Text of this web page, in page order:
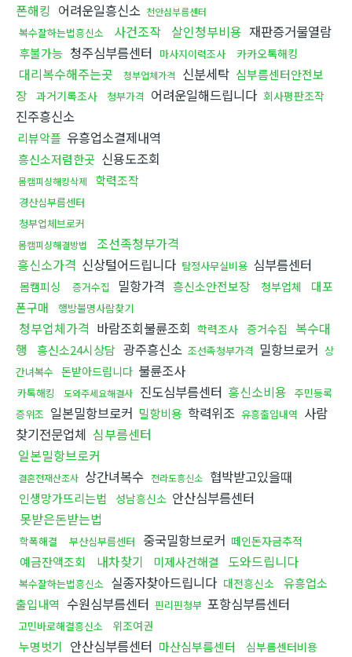
폰해킹 어려운일흥신소 천안심부름센터
복수잘하는법흥신소 사건조작 살인청부비용 재판증거물열람
후불가능 청주심부름센터 마사지이력조사 카카오톡해킹
대리복수해주는곳 청부업체가격 신분세탁 심부름센터안전보
장 과거기록조사 청부가격 어려운일해드립니다 회사평판조작
진주흥신소
리뷰악플 유흥업소결제내역
흥신소저렴한곳 신용도조회
몸캠피싱해킹삭제 학력조작
경산심부름센터
청부업체브로커
몸캠피싱해결방법
조선족청부가격
흥신소가격 신상털어드립니다 탐정사무실비용 심부름센터
몸캠피싱 증거수집 밀항가격 흥신소안전보장 청부업체
대포
폰구매
행방불명사람찾기
청부업체가격 바람조회불륜조회 학력조사 증거수집
복수대
행
흥신소24시상담 광주흥신소 조선족청부가격 밀항브로커 상
간녀복수 돈받아드립니다 불륜조사
카톡해킹 도와주세요해결사 진도심부름센터 흥신소비용 주민등록
증위조 일본밀항브로커 밀항비용 학력위조 유흥출입내역 사람
찾기전문업체 심부름센터
일본밀항브로커
결혼전재산조사 상간녀복수 전라도흥신소 협박받고있을때
인생망가뜨리는법 성남흥신소 안산심부름센터
못받은돈받는법
학폭해결 부산심부름센터 중국밀항브로커 떼인돈자금추적
예금잔액조회 내차찾기 미제사건해결 도와드립니다
복수잘하는법흥신소 실종자찾아드립니다 대전흥신소 유흥업소
출입내역 수원심부름센터 핀리핀청부 포항심부름센터
고민바로해결흥신소 위조여권
누명벗기 안산심부름센터 마산심부름센터 심부름센터비용